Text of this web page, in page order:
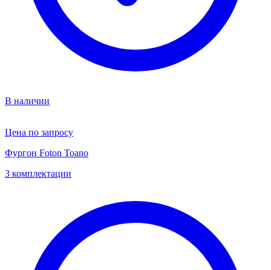
В наличии
Цена по запросу
Фургон Foton Toano
3 комплектации